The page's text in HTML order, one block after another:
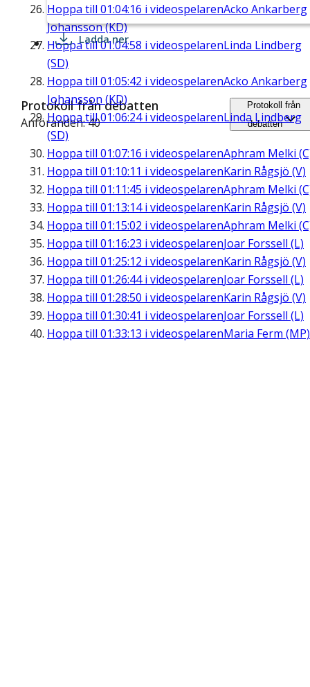
Hoppa till 01:04:16 i videospelarenAcko Ankarberg
Johansson (KD)
Hoppa till01:04:58 i videospelarenLinda Lindberg
(SD)
Hoppa till 01:05:42 i videospelarenAcko Ankarberg
Johansson (KD)
Hoppa till01:06:24i videospelarenLinda Lindberg
(SD)
Hoppa till 01:07:16 i videospelarenAphram Melki
Hoppa till 01:10:11 i videospelarenKarin Rågsjö (V)
Hoppa till 01:11:45 i videospelarenAphram Melki
Hoppa till 01:13:14i videospelarenKarin Rågsjö (V)
Hoppa till 01:15:02 i videospelarenAphram Melki
Hoppa till 01:16:23 i videospelarenJoar Forssell (L)
Hoppa till 01:25:12 i videospelarenKarin Rågsjö (V)
Hoppa till 01:26:44i videospelarenJoar Forssell (L)
Hoppa till 01:28:50 i videospelarenKarin Rågsjö (V)
Hoppa till 01:30:41 i videospelarenJoar Forssell (L)
Hoppa till 01:33:13 i videospelarenMaria Ferm (MP)
Ladda ner
Protokoll från debatten
Anföranden: 40
Protokoll från
debatten